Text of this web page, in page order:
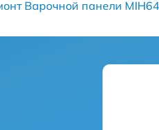
Варочной панели